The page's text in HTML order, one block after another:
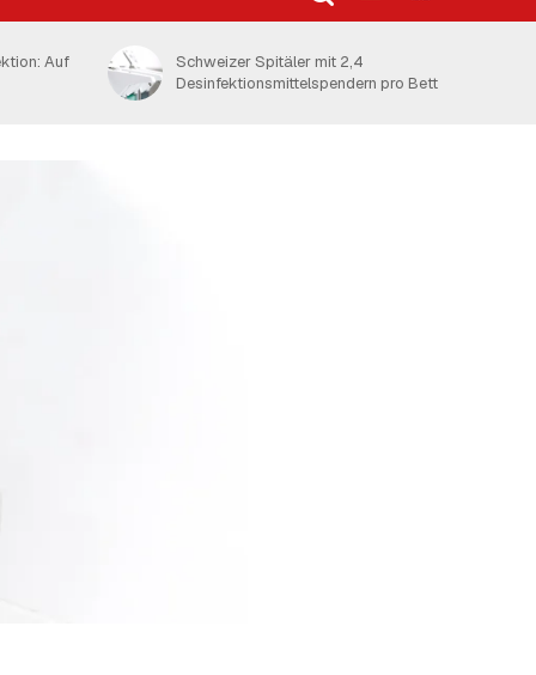
Auf
Schweizer Spitäler mit 2,4
Desinfektionsmittelspendern pro Bett